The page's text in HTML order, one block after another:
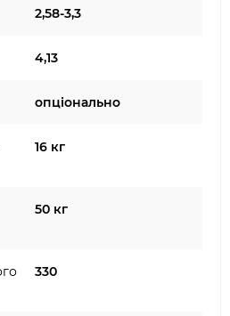
2,58-3,3
4,13
опціонально
16 кг
50 кг
330